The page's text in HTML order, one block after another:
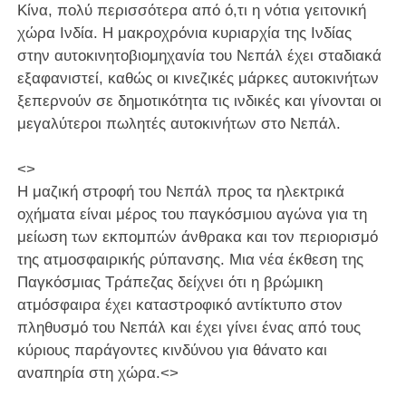
Κίνα, πολύ περισσότερα από ό,τι η νότια γειτονική
χώρα Ινδία. Η μακροχρόνια κυριαρχία της Ινδίας
στην αυτοκινητοβιομηχανία του Νεπάλ έχει σταδιακά
εξαφανιστεί, καθώς οι κινεζικές μάρκες αυτοκινήτων
ξεπερνούν σε δημοτικότητα τις ινδικές και γίνονται οι
μεγαλύτεροι πωλητές αυτοκινήτων στο Νεπάλ.
<>
Η μαζική στροφή του Νεπάλ προς τα ηλεκτρικά
οχήματα είναι μέρος του παγκόσμιου αγώνα για τη
μείωση των εκπομπών άνθρακα και τον περιορισμό
της ατμοσφαιρικής ρύπανσης. Μια νέα έκθεση της
Παγκόσμιας Τράπεζας δείχνει ότι η βρώμικη
ατμόσφαιρα έχει καταστροφικό αντίκτυπο στον
πληθυσμό του Νεπάλ και έχει γίνει ένας από τους
κύριους παράγοντες κινδύνου για θάνατο και
αναπηρία στη χώρα.<>